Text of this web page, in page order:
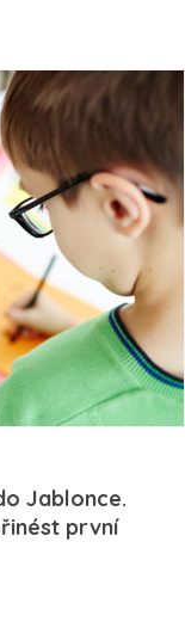
Jablonce.
první